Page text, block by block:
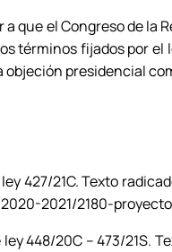
a que el Congreso de la
términos fijados por
objeción presidencial
427/21C. Texto
2021/2180-
448/20C – 473/21S.